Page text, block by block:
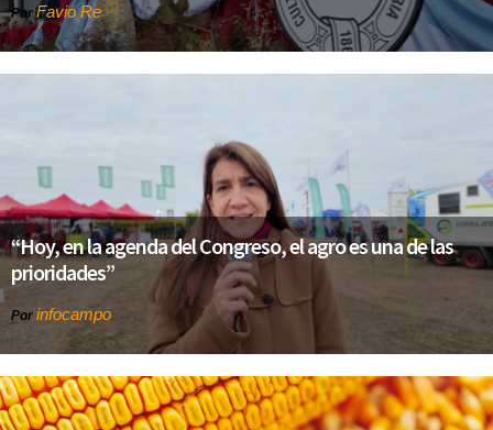
PorFavio Re
“Hoy, en la agenda del Congreso, el agro es una de las
prioridades”
Por infocampo